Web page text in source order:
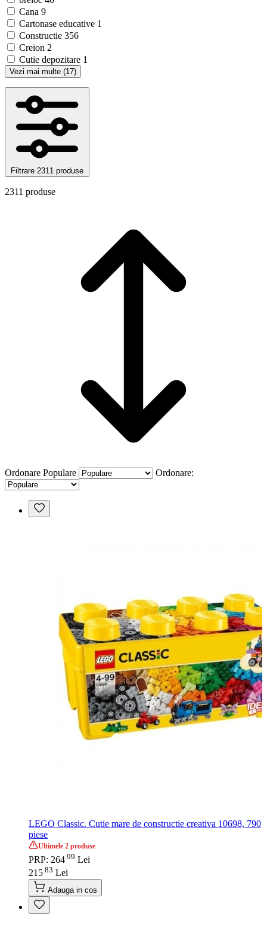
Cana 9
Cartonase educative 1
Constructie 356
Creion 2
Cutie depozitare 1
Vezi mai multe (17)
Filtrare 2311 produse
2311 produse
Ordonare Populare Ordonare:
LEGO Classic. Cutie mare de constructie creativa 10698, 790
piese
Ultimele 2 produse
PRP: 264 99 Lei
215 83 Lei
Adauga in cos